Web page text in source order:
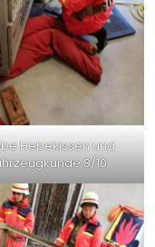
Hebekissen und
8/10